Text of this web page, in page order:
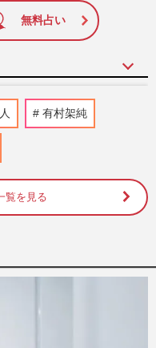
無料占い
のCMが終了、
塚大輝へ起用変更でフ
“ゴリ押し”に…
ート』の豪華配役が話
たんだね」松山ケンイ
、永瀬廉、なに
ツで争奪戦…
有村架純
覧を見る